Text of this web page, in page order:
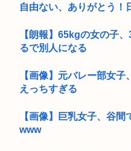
自由ない、ありがとう！
【朗報】65kgの女の子
るで別人になる
【画像】元バレー部女
えっちすぎる
【画像】巨乳女子、谷
www